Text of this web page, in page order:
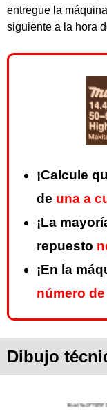
entregue la
siguiente a la hora
¡Calcule
de una a
¡La
repuesto
¡En la
número
Dibujo